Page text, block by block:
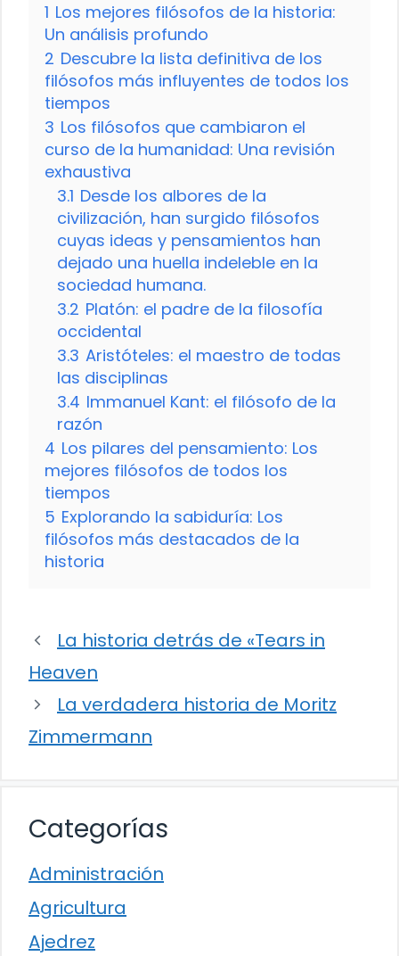
1 Los mejores filósofos de la historia:
Un análisis profundo
2 Descubre la lista definitiva de los
filósofos más influyentes de todos los
tiempos
3 Los filósofos que cambiaron el
curso de la humanidad: Una revisión
exhaustiva
3.1 Desde los albores de la
civilización, han surgido filósofos
cuyas ideas y pensamientos han
dejado una huella indeleble en la
sociedad humana.
3.2 Platón: el padre de la filosofía
occidental
3.3 Aristóteles: el maestro de todas
las disciplinas
3.4 Immanuel Kant: el filósofo de la
razón
4 Los pilares del pensamiento: Los
mejores filósofos de todos los
tiempos
5 Explorando la sabiduría: Los
filósofos más destacados de la
historia
La historia detrás de «Tears in
Heaven
La verdadera historia de Moritz
Zimmermann
Categorías
Administración
Agricultura
Ajedrez